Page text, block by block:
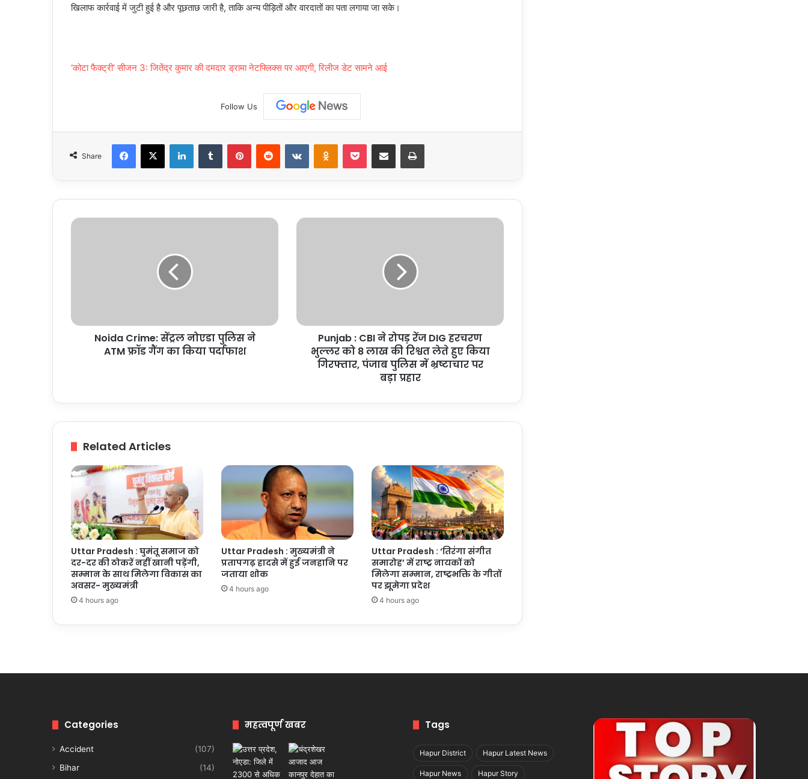
खिलाफ कार्रवाई में जुटी हुई है और पूछताछ जारी है, ताकि अन्य पीड़ितों और वारदातों का पता लगाया जा सके।
‘कोटा फैक्ट्री’ सीजन 3: जितेंद्र कुमार की दमदार ड्रामा नेटफ्लिक्स पर आएगी, रिलीज डेट सामने आई
Follow Us
Share
Facebook
X LinkedInTumblr PinterestReddit VKontakteOdnoklassniki
Pocket Share via Email Print
Noida
गैंग
Noida Crime: सेंट्रल नोएडा पुलिस ने
ATM फ्रॉड गैंग का किया पर्दाफाश
Punjab
भुल्लर
किया
में
भ्रष्टाचार
पर
बड़ा
प्रहार
Punjab : CBI ने रोपड़ रेंज DIG हरचरण
भुल्लर को 8 लाख की रिश्वत लेते हुए किया
गिरफ्तार, पंजाब पुलिस में भ्रष्टाचार पर
बड़ा प्रहार
Related Articles
Uttar Pradesh : घुमंतू समाज को
दर-दर की ठोकरें नहीं खानी पड़ेंगी,
सम्मान के साथ मिलेगा विकास का
अवसर- मुख्यमंत्री
4 hours ago
Uttar Pradesh : मुख्यमंत्री ने
प्रतापगढ़ हादसे में हुई जनहानि पर
जताया शोक
4 hours ago
Uttar Pradesh : ‘तिरंगा संगीत
समारोह’ में राष्ट्र नायकों को
मिलेगा सम्मान, राष्ट्रभक्ति के गीतों
पर झूमेगा प्रदेश
4 hours ago
Categories
Accident
(107)
Bihar
(14)
महत्वपूर्ण खबर Tags
Hapur District Hapur Latest News
Hapur News Hapur Story